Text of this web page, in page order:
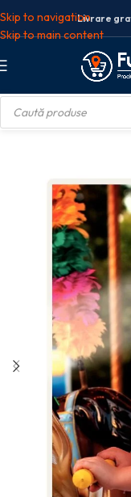
Skip to navigation
Skip to main content
Livrare
Consumabile